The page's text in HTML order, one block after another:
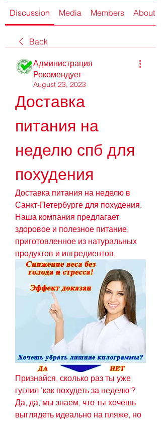
Discussion Media Members About
Back
Администрация
Рекомендует
August 23, 2023
Доставка
питания на
неделю спб для
похудения
Доставка питания на неделю в
Санкт-Петербурге для похудения.
Наша компания предлагает
здоровое и полезное питание,
приготовленное из натуральных
продуктов и ингредиентов.
Признайся, сколько раз ты уже
гуглил 'как похудеть за неделю'?
Да, да, мы знаем, что ты хочешь
выглядеть идеально на пляже, но